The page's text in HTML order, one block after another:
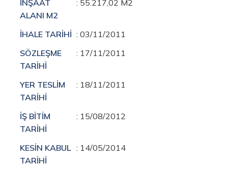
İNŞAAT
ALANI M2
: 55.217,02 M2
İHALE TARİHİ : 03/11/2011
SÖZLEŞME
TARİHİ
: 17/11/2011
YER TESLİM
TARİHİ
: 18/11/2011
İŞ BİTİM
TARİHİ
: 15/08/2012
KESİN KABUL
TARİHİ
: 14/05/2014